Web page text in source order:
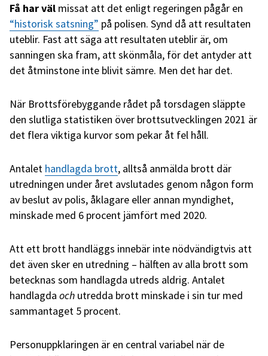
Få har väl missat att det enligt regeringen pågår en
“historisk satsning” på polisen. Synd då att resultaten
uteblir. Fast att säga att resultaten uteblir är, om
sanningen ska fram, att skönmåla, för det antyder att
det åtminstone inte blivit sämre. Men det har det.
När Brottsförebyggande rådet på torsdagen släppte
den slutliga statistiken över brottsutvecklingen 2021 är
det flera viktiga kurvor som pekar åt fel håll.
Antalet handlagda brott, alltså anmälda brott där
utredningen under året avslutades genom någon form
av beslut av polis, åklagare eller annan myndighet,
minskade med 6 procent jämfört med 2020.
Att ett brott handläggs innebär inte nödvändigtvis att
det även sker en utredning – hälften av alla brott som
betecknas som handlagda utreds aldrig. Antalet
handlagda och utredda brott minskade i sin tur med
sammantaget 5 procent.
Personuppklaringen är en central variabel när de